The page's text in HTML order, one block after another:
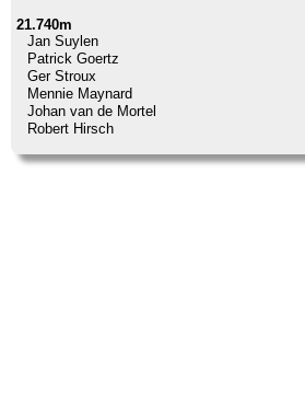
21.740m
Jan Suylen
Patrick Goertz
Ger Stroux
Mennie Maynard
Johan van de Mortel
Robert Hirsch